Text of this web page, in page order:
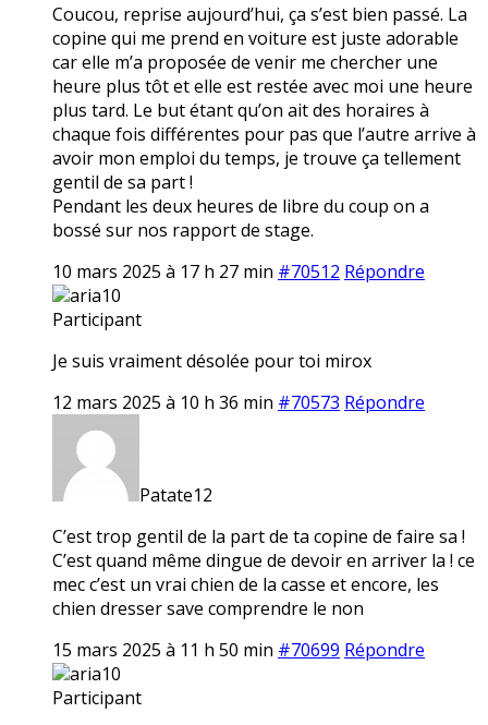
Coucou, reprise aujourd’hui, ça s’est bien passé. La
copine qui me prend en voiture est juste adorable
car elle m’a proposée de venir me chercher une
heure plus tôt et elle est restée avec moi une heure
plus tard. Le but étant qu’on ait des horaires à
chaque fois différentes pour pas que l’autre arrive à
avoir mon emploi du temps, je trouve ça tellement
gentil de sa part !
Pendant les deux heures de libre du coup on a
bossé sur nos rapport de stage.
10 mars 2025 à 17 h 27 min #70512 Répondre
aria10
Participant
Je suis vraiment désolée pour toi mirox
12 mars 2025 à 10 h 36 min #70573 Répondre
Patate12
C’est trop gentil de la part de ta copine de faire sa !
C’est quand même dingue de devoir en arriver la ! ce
mec c’est un vrai chien de la casse et encore, les
chien dresser save comprendre le non
15 mars 2025 à 11 h 50 min #70699 Répondre
aria10
Participant